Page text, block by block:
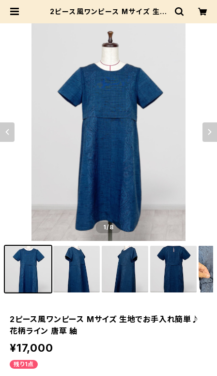
2ピース風ワンピース Mサイズ 生地
1/8
2ピース風ワンピース Mサイズ 生地でお手入れ簡単♪
花柄ライン 唐草 紬
¥17,000
残り1点